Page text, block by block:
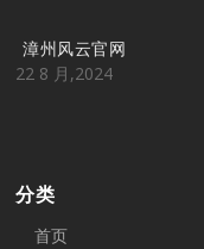
漳州风云官网
22 8 月,2024
分类
首页